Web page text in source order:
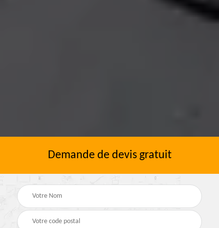
Demande de devis gratuit